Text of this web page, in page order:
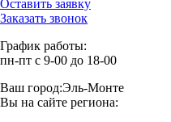
Оставить заявку
Заказать звонок
График работы:
пн-пт с 9-00 до 18-00
Ваш город:Эль-Монте
Вы на сайте региона: